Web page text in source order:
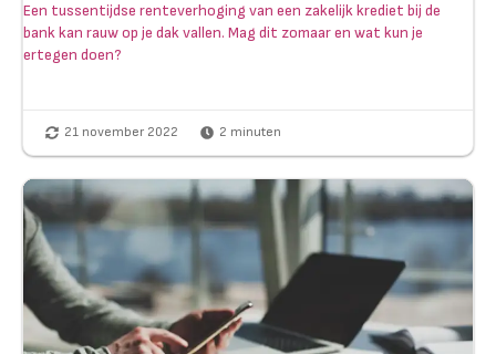
Een tussentijdse renteverhoging van een zakelijk krediet bij de
bank kan rauw op je dak vallen. Mag dit zomaar en wat kun je
ertegen doen?
21 november 2022 2 minuten